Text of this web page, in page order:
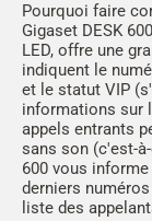
Pourquoi faire
Gigaset DESK
LED, offre une
indiquent le
et le statut VIP
informations sur
appels entrants
sans son (c'est-
600 vous
derniers
liste des